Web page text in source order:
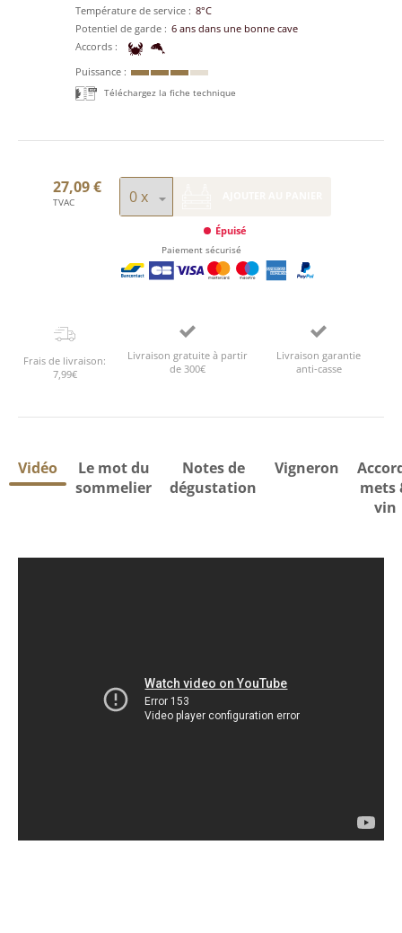
Température de service
8°C
Potentiel de garde
6 ans dans une bonne cave
Accords
Puissance
Téléchargez la fiche technique
27,09 €
TVAC
Épuisé
Paiement sécurisé
Frais de livraison:
7,99€
Livraison gratuite à partir
de 300€
Livraison garantie
anti-casse
Vidéo
Le mot du
sommelier
Notes de
dégustation
Vigneron
mets
vin